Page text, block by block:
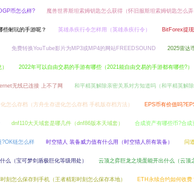
币怎么样? 魔兽世界斯坦索姆钥匙怎么获得（怀旧服斯坦索姆钥匙怎么
些耐玩的手游呢？ 英雄杀疾行令怎样用（英雄杀疾行令） BitForex提
免费转换YouTube影片为MP3或MP4的网站FREEDSOUND 2025雷达
2022年可以自由交易的手游有哪些（2021能自由交易的手游都有哪些?）
无线已连接 上不了网 和平精英解除亲密关系对方知道吗（和平精英解
怎么存档（方舟生存进化怎么存档 手机版存档方法） EPS币有价值吗
dnf110大天域套是哪几件（dnf86版本天域套） 合成资产有哪些币?合成
?OK链怎么样 时空猎人 装备威力值有什么用（时空猎人所有装备） 问
么（宝可梦剑盾极巨化等级用处） 云顶之弈巨龙之境蛋能开出什么（云顶
刻怎么保存到手机（王者精彩时刻怎么保存本地） ETH永续合约如何收